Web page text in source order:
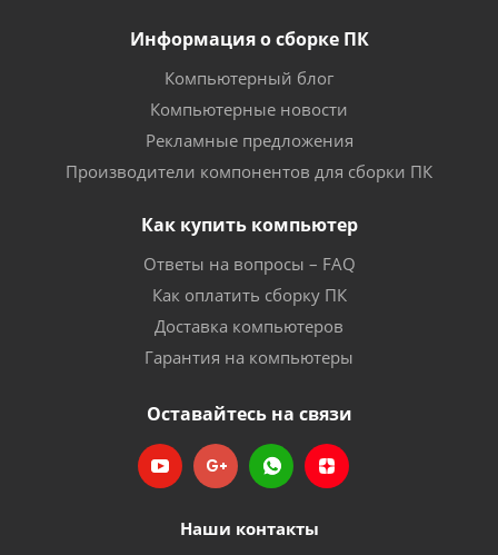
Информация о сборке ПК
Компьютерный блог
Компьютерные новости
Рекламные предложения
Производители компонентов для сборки ПК
Как купить компьютер
Ответы на вопросы – FAQ
Как оплатить сборку ПК
Доставка компьютеров
Гарантия на компьютеры
Оставайтесь на связи
Наши контакты